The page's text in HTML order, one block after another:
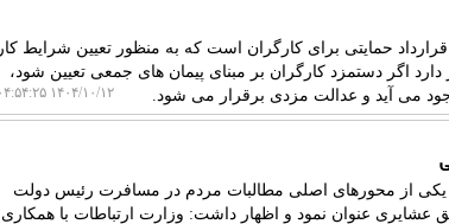
حمایتی برای کارگران است که به منظور تعیین شرایط کار
اگر دستمزد کارگران بر مبنای پیمان های جمعی تعیین شود،
می آید و عدالت مزدی برقرار می شود.
۱۴۰۴/۱۰/۱۲ ۰۴:۵۴:۲۵
یکی از محورهای اصلی مطالبات مردم در مسافرت رئیس دولت
عشایری عنوان نمود و اظهار داشت: وزارت ارتباطات با همکاری